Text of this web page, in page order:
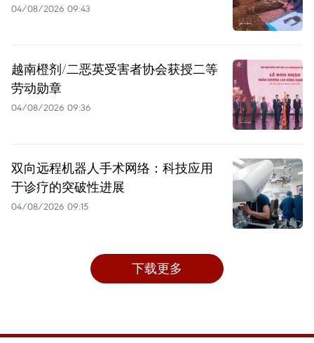
04/08/2026 09:43
越南橙剂/二恶英受害者协会获授二等
劳动勋章
04/08/2026 09:36
双向远程机器人手术网络：科技应用
于诊疗的突破性进展
04/08/2026 09:15
下载更多